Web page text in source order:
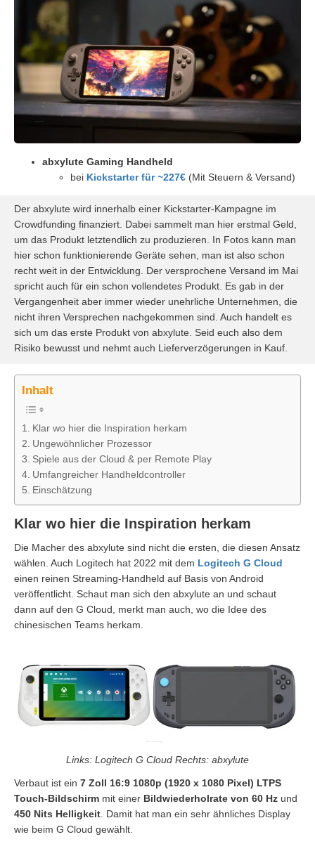
abxylute Gaming Handheld
bei Kickstarter für ~227€ (Mit Steuern & Versand)
Der abxylute wird innerhalb einer Kickstarter-Kampagne im
Crowdfunding finanziert. Dabei sammelt man hier erstmal Geld,
um das Produkt letztendlich zu produzieren. In Fotos kann man
hier schon funktionierende Geräte sehen, man ist also schon
recht weit in der Entwicklung. Der versprochene Versand im Mai
spricht auch für ein schon vollendetes Produkt. Es gab in der
Vergangenheit aber immer wieder unehrliche Unternehmen, die
nicht ihren Versprechen nachgekommen sind. Auch handelt es
sich um das erste Produkt von abxylute. Seid euch also dem
Risiko bewusst und nehmt auch Lieferverzögerungen in Kauf.
Inhalt
Klar wo hier die Inspiration herkam
Ungewöhnlicher Prozessor
Spiele aus der Cloud & per Remote Play
Umfangreicher Handheldcontroller
Einschätzung
Klar wo hier die Inspiration herkam
Die Macher des abxylute sind nicht die ersten, die diesen Ansatz
wählen. Auch Logitech hat 2022 mit dem Logitech G Cloud
einen reinen Streaming-Handheld auf Basis von Android
veröffentlicht. Schaut man sich den abxylute an und schaut
dann auf den G Cloud, merkt man auch, wo die Idee des
chinesischen Teams herkam.
Links: Logitech G Cloud Rechts: abxylute
Verbaut ist ein 7 Zoll 16:9 1080p (1920 x 1080 Pixel) LTPS
Touch-Bildschirm mit einer Bildwiederholrate von 60 Hz und
450 Nits Helligkeit . Damit hat man ein sehr ähnliches Display
wie beim G Cloud gewählt.